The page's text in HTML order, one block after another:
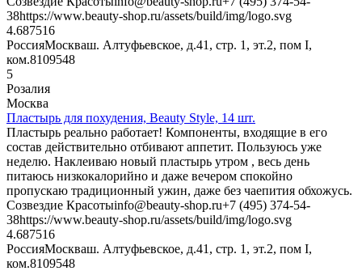
38https://www.beauty-shop.ru/assets/build/img/logo.svg
4.687516
РоссияМоскваш. Алтуфьевское, д.41, стр. 1, эт.2, пом I,
ком.8109548
5
Розалия
Москва
Пластырь для похудения, Beauty Style, 14 шт.
Пластырь реально работает! Компоненты, входящие в его
состав действительно отбивают аппетит. Пользуюсь уже
неделю. Наклеиваю новый пластырь утром , весь день
питаюсь низкокалорийно и даже вечером спокойно
пропускаю традиционный ужин, даже без чаепития обхожусь.
Созвездие Красотыinfo@beauty-shop.ru+7 (495) 374-54-
38https://www.beauty-shop.ru/assets/build/img/logo.svg
4.687516
РоссияМоскваш. Алтуфьевское, д.41, стр. 1, эт.2, пом I,
ком.8109548